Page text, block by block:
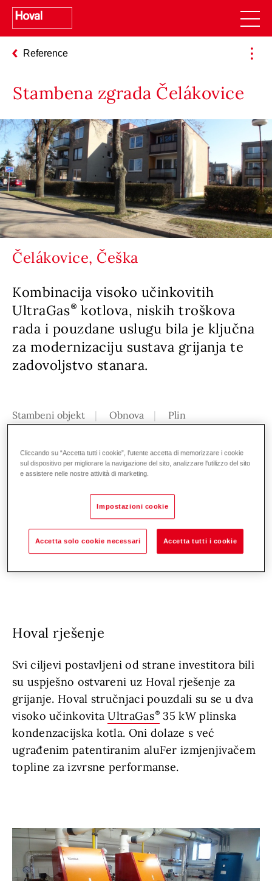
Reference
Stambena zgrada Čelákovice
Čelákovice, Češka
Kombinacija visoko učinkovitih
UltraGas
kotlova, niskih troškova
rada i pouzdane uslugu bila je ključna
za modernizaciju sustava grijanja te
zadovoljstvo stanara.
Stambeni objekt Obnova Plin
Cilj ulaganja bio je modernizirati sustav
grijanja ove stambene zgrade od 380 m2 te
pritom uštedjeti na operativnim troškovima.
Prilikom investiranja poseban je naglasak
stavljen na isplativosti rada sustava grijanja
Hoval rješenje
Svi ciljevi postavljeni od strane investitora bili
su uspješno ostvareni uz Hoval rješenje za
grijanje. Hoval stručnjaci pouzdali su se u dva
visoko učinkovitaUltraGas
35 kW plinska
kondenzacijska kotla. Oni dolaze s već
ugrađenim patentiranim aluFer izmjenjivačem
topline za izvrsne performanse.
Cliccando su “Accetta tutti i cookie”, l'utente accetta di memorizzare i cookie
sul dispositivo per migliorare la navigazione del sito, analizzare l'utilizzo del sito
e assistere nelle nostre attività di marketing.
Impostazioni cookie
Accetta solo cookie necessari Accetta tutti i cookie